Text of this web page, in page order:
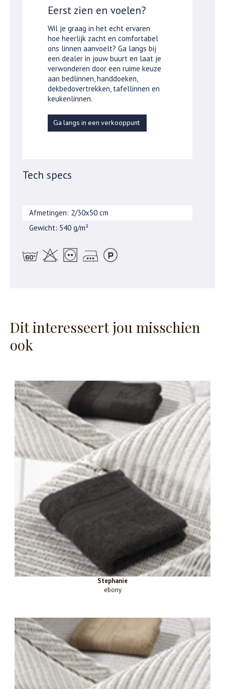
Eerst zien en voelen?
Wil je graag in het echt ervaren
hoe heerlijk zacht en comfortabel
ons linnen aanvoelt? Ga langs bij
een dealer in jouw buurt en laat je
verwonderen door een ruime keuze
aan bedlinnen, handdoeken,
dekbedovertrekken, tafellinnen en
keukenlinnen.
Ga langs in een verkooppunt
Tech specs
Afmetingen: 2/30x50 cm
Gewicht: 540 g/m²
Dit interesseert jou misschien
ook
Stephanie
ebony